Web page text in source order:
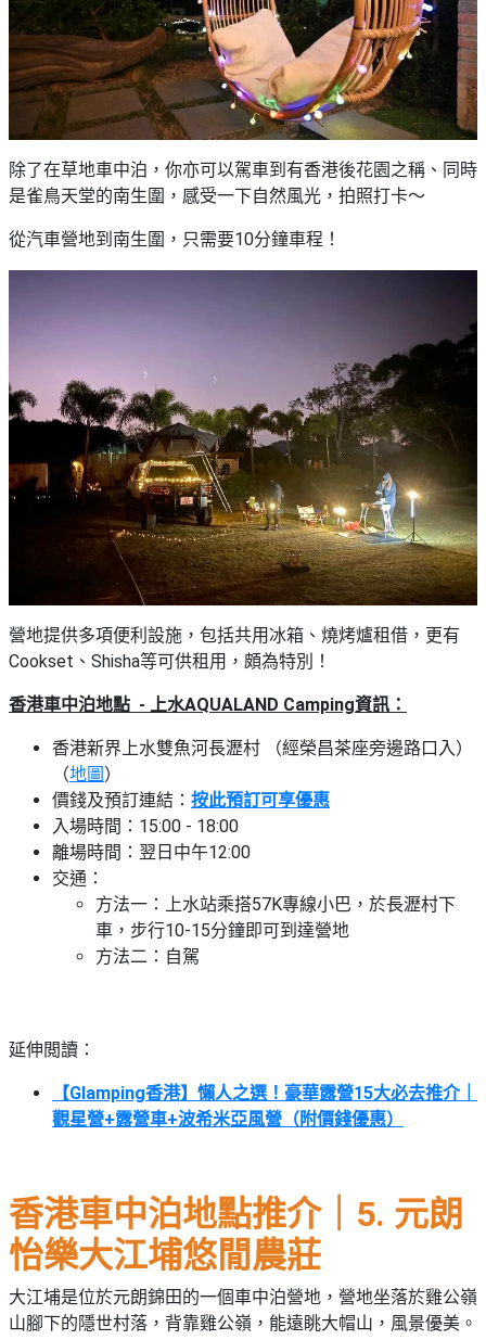
除了在草地車中泊，你亦可以駕車到有香港後花園之稱、同時
是雀鳥天堂的南生圍，感受一下自然風光，拍照打卡～
從汽車營地到南生圍，只需要10分鐘車程！
營地提供多項便利設施，包括共用冰箱、燒烤爐租借，更有
Cookset、Shisha等可供租用，頗為特別！
香港車中泊地點 - 上水AQUALAND Camping資訊：
香港新界上水雙魚河長瀝村 （經榮昌茶座旁邊路口入）
（地圖）
價錢及預訂連結： 按此預訂可享優惠
入場時間：15:00 - 18:00
離場時間：翌日中午12:00
交通：
方法一：上水站乘搭57K專線小巴，於長瀝村下
車，步行10-15分鐘即可到達營地
方法二：自駕
延伸閲讀：
【Glamping香港】懶人之選！豪華露營15大必去推介｜
觀星營+露營車+波希米亞風營（附價錢優惠）
香港車中泊地點推介｜5. 元朗
怡樂大江埔悠閒農莊
大江埔是位於元朗錦田的一個車中泊營地，營地坐落於雞公嶺
山腳下的隱世村落，背靠雞公嶺，能遠眺大帽山，風景優美。